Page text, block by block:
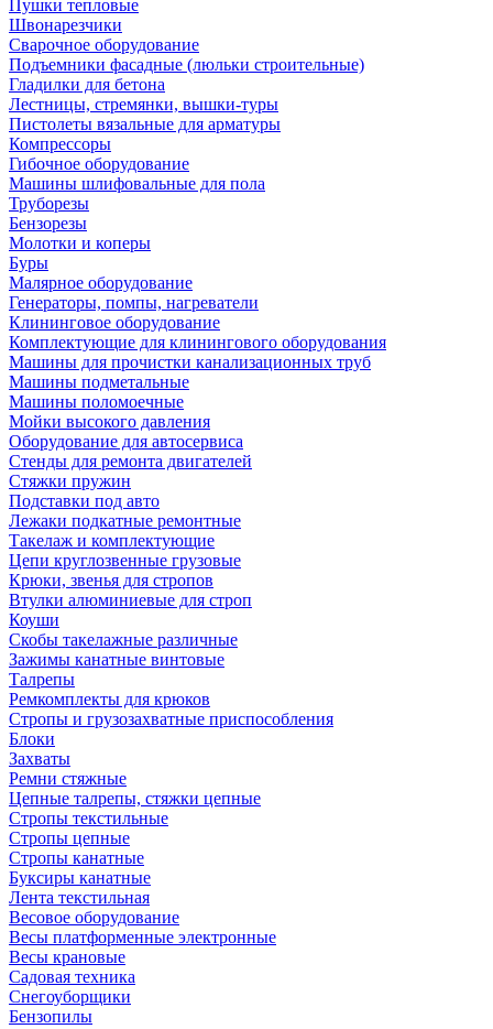
Пушки тепловые
Швонарезчики
Сварочное оборудование
Подъемники фасадные (люльки строительные)
Гладилки для бетона
Лестницы, стремянки, вышки-туры
Пистолеты вязальные для арматуры
Компрессоры
Гибочное оборудование
Машины шлифовальные для пола
Труборезы
Бензорезы
Молотки и коперы
Буры
Малярное оборудование
Генераторы, помпы, нагреватели
Клининговое оборудование
Комплектующие для клинингового оборудования
Машины для прочистки канализационных труб
Машины подметальные
Машины поломоечные
Мойки высокого давления
Оборудование для автосервиса
Стенды для ремонта двигателей
Стяжки пружин
Подставки под авто
Лежаки подкатные ремонтные
Такелаж и комплектующие
Цепи круглозвенные грузовые
Крюки, звенья для стропов
Втулки алюминиевые для строп
Коуши
Скобы такелажные различные
Зажимы канатные винтовые
Талрепы
Ремкомплекты для крюков
Стропы и грузозахватные приспособления
Блоки
Захваты
Ремни стяжные
Цепные талрепы, стяжки цепные
Стропы текстильные
Стропы цепные
Стропы канатные
Буксиры канатные
Лента текстильная
Весовое оборудование
Весы платформенные электронные
Весы крановые
Садовая техника
Снегоуборщики
Бензопилы